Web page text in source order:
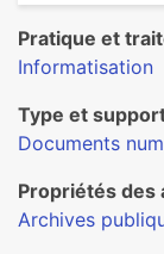
Pratique et
Informatisation
Type et
Documents
Propriétés des
Archives